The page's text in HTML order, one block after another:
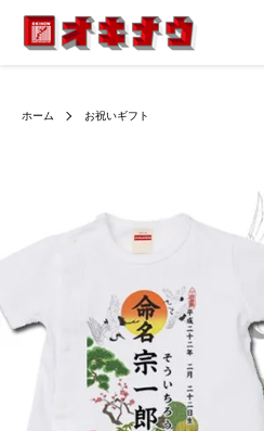
ホーム お祝いギフト